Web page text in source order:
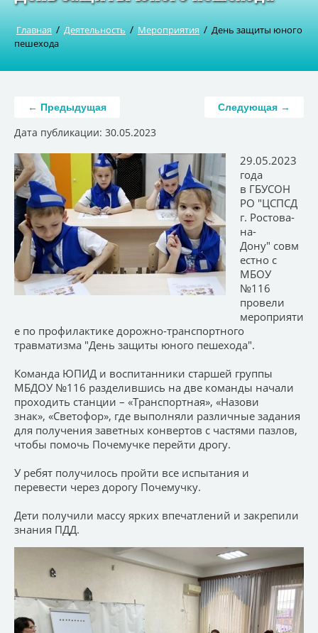
Главная / Деятельность / Мероприятия / День защиты юного
пешехода
← Предыдущая Следующая →
Дата публикации: 30.05.2023
29.05.2023
года
в ГБУСОН
РО "ЦСПСД
г. Ростова-
на-
Дону" совм
естно с
МБОУ
№116
провели
мероприяти
е по профилактике дорожно-транспортного
травматизма "День защиты юного пешехода".
Команда ЮПИД и воспитанники старшей группы
МБДОУ №116 разделившись на две команды начали
проходить станции – «Транспортная», «Назови
знак», «Светофор», где выполняли различные задания
для получения заветных конвертов с частями пазлов,
чтобы помочь Почемучке перейти дрогу.
У ребят получилось пройти все испытания и
перевести через дорогу Почемучку.
Дети получили массу ярких впечатлений и закрепили
знания ПДД.